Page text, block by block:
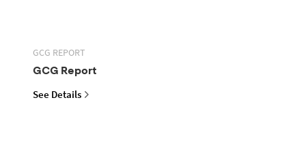
GCG REPORT
GCG Report
See Details